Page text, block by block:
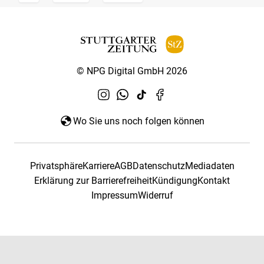
© NPG Digital GmbH 2026
Wo Sie uns noch folgen können
PrivatsphäreKarriereAGBDatenschutzMediadaten
Erklärung zur BarrierefreiheitKündigungKontakt
ImpressumWiderruf